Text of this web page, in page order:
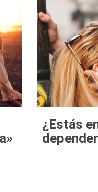
¿Estás